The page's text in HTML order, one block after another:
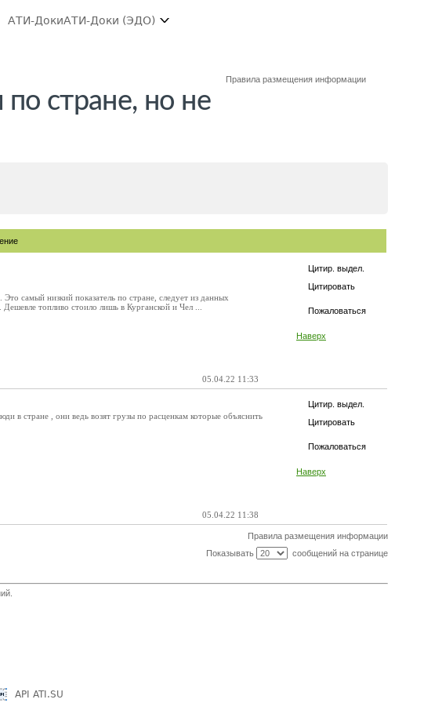
АТИ-ДокиАТИ-Доки (ЭДО)
Правила размещения информации
стране, но не
Цитир. выдел.
Цитировать
Пожаловаться
Наверх
самый низкий показатель по стране, следует из данных
топливо стоило лишь в Курганской и Чел ...
05.04.22 11:33
Цитир. выдел.
Цитировать
Пожаловаться
Наверх
в стране , они ведь возят грузы по расценкам которые объяснить
05.04.22 11:38
Правила размещения информации
Показывать
сообщений на странице
API ATI.SU